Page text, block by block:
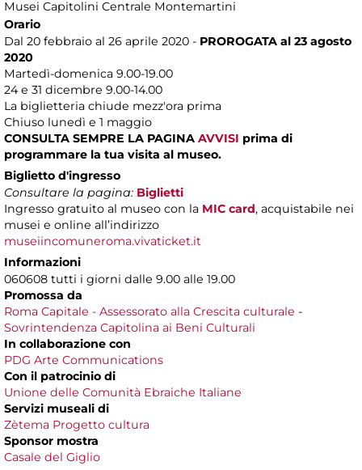
Musei Capitolini Centrale Montemartini
Orario
Dal 20 febbraio al 26 aprile 2020 - PROROGATA al 23 agosto
2020
Martedì-domenica 9.00-19.00
24 e 31 dicembre 9.00-14.00
La biglietteria chiude mezz'ora prima
Chiuso lunedì e 1 maggio
CONSULTA SEMPRE LA PAGINA AVVISI prima di
programmare la tua visita al museo.
Biglietto d'ingresso
Consultare la pagina: Biglietti
Ingresso gratuito al museo con la MIC card, acquistabile nei
musei e online all’indirizzo
museiincomuneroma.vivaticket.it
Informazioni
060608 tutti i giorni dalle 9.00 alle 19.00
Promossa da
Roma Capitale - Assessorato alla Crescita culturale -
Sovrintendenza Capitolina ai Beni Culturali
In collaborazione con
PDG Arte Communications
Con il patrocinio di
Unione delle Comunità Ebraiche Italiane
Servizi museali di
Zètema Progetto cultura
Sponsor mostra
Casale del Giglio